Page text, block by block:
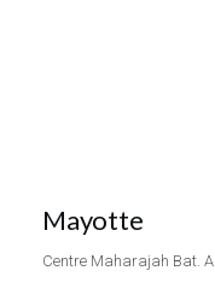
Mayotte
Centre Maharajah Bat. A